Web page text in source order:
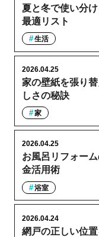
夏と冬で使い分
最適リスト
生活
家の壁紙を張り
しさの秘訣
2026.04.25
家
お風呂リフォー
金活用術
2026.04.25
浴室
網戸の正しい位
2026.04.24